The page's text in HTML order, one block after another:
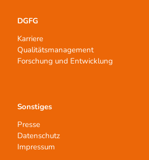
DGFG
Karriere
Qualitätsmanagement
Forschung und Entwicklung
Sonstiges
Presse
Datenschutz
Impressum